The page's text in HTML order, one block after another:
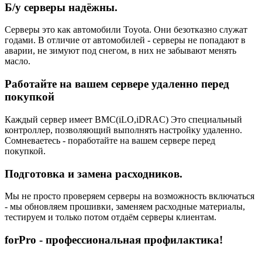
Б/у серверы надёжны.
Серверы это как автомобили Toyota. Они безотказно служат
годами. В отличие от автомобилей - серверы не попадают в
аварии, не зимуют под снегом, в них не забывают менять
масло.
Работайте на вашем сервере удаленно перед
покупкой
Каждый сервер имеет BMC(iLO,iDRAC) Это специальный
контроллер, позволяющий выполнять настройку удаленно.
Сомневаетесь - поработайте на вашем сервере перед
покупкой.
Подготовка и замена расходников.
Мы не просто проверяем серверы на возможность включаться
- мы обновляем прошивки, заменяем расходные материалы,
тестируем и только потом отдаём серверы клиентам.
forPro - профессиональная профилактика!